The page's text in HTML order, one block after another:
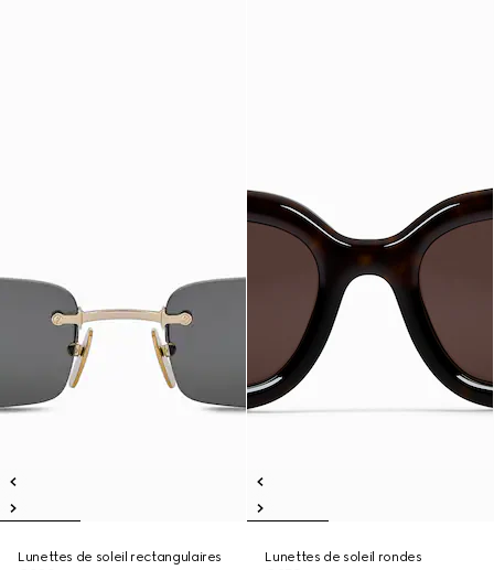
Lunettes de soleil rectangulaires
Lunettes de soleil rondes